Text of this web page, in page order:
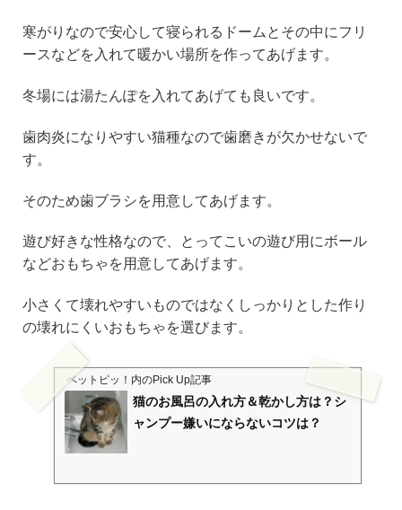
寒がりなので安心して寝られるドームとその中にフリ
ースなどを入れて暖かい場所を作ってあげます。
冬場には湯たんぽを入れてあげても良いです。
歯肉炎になりやすい猫種なので歯磨きが欠かせないで
す。
そのため歯ブラシを用意してあげます。
遊び好きな性格なので、とってこいの遊び用にボール
などおもちゃを用意してあげます。
小さくて壊れやすいものではなくしっかりとした作り
の壊れにくいおもちゃを選びます。
ペットピッ！ 内のPick Up記事
猫のお風呂の入れ方＆乾かし方は？シ
ャンプー嫌いにならないコツは？